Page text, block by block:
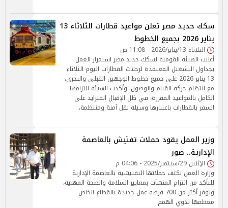
سكك حديد مصر تعلن مواعيد قطارات الثلاثاء 13
يناير 2026 بجميع الخطوط
الثلاثاء 13/يناير/2026 - 11:08 ص
أعلنت الهيئة القومية لسكك حديد مصر استمرار العمل
بجداول التشغيل المعتمدة لرحلات القطارات اليوم الثلاثاء
13 يناير 2026 على جميع خطوط الوجهين القبلي والبحري،
مع انتظام حركة القيام والوصول. وأكدت الهيئة التزامها
الكامل بالمواعيد المقررة، في ظل الإقبال المتزايد على
السفر بالقطارات باعتبارها وسيلة نقل آمنة ومنتظمة،
وزير العمل يقود حملات تفتيش بالعاصمة
الإدارية.. صور
الإثنين 29/سبتمبر/2025 - 04:06 م
وزارة العمل تكثف حملاتها التفتيشية بالعاصمة الإدارية
للتأكد من التزام المنشآت بمعايير السلامة والصحة المهنية،
وتوفر أكثر من 700 فرصة عمل جديدة بالقطاع الخاص
معظمها لذوي الهمم